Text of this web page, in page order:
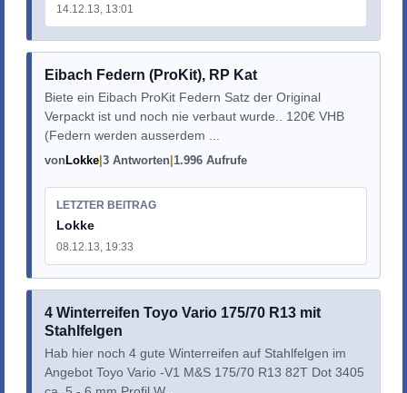
14.12.13, 13:01
Eibach Federn (ProKit), RP Kat
Biete ein Eibach ProKit Federn Satz der Original
Verpackt ist und noch nie verbaut wurde.. 120€ VHB
(Federn werden ausserdem ...
vonLokke 3 Antworten 1.996 Aufrufe
LETZTER BEITRAG
Lokke
08.12.13, 19:33
4 Winterreifen Toyo Vario 175/70 R13 mit
Stahlfelgen
Hab hier noch 4 gute Winterreifen auf Stahlfelgen im
Angebot Toyo Vario -V1 M&S 175/70 R13 82T Dot 3405